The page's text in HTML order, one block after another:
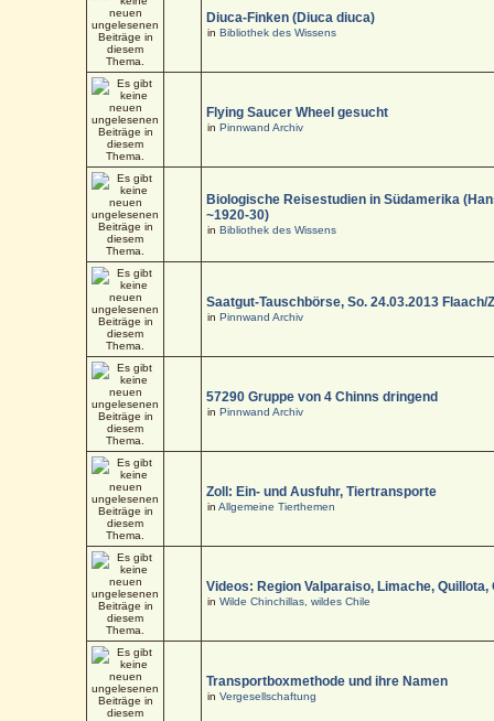
Diuca-Finken (Diuca diuca)
inBibliothek des Wissens
Flying Saucer Wheel gesucht
inPinnwand Archiv
Biologische Reisestudien in Südamerika
~1920-30)
inBibliothek des Wissens
Saatgut-Tauschbörse, So. 24.03.2013 Flaach/
inPinnwand Archiv
57290 Gruppe von 4 Chinns dringend
inPinnwand Archiv
Zoll: Ein- und Ausfuhr, Tiertransporte
inAllgemeine Tierthemen
Videos: Region Valparaiso, Limache, Quillota,
inWilde Chinchillas, wildes Chile
Transportboxmethode und ihre Namen
inVergesellschaftung